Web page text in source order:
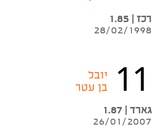
רכז | 1.85
28/02/1998
11
יובל
בן עטר
גארד | 1.87
26/01/2007